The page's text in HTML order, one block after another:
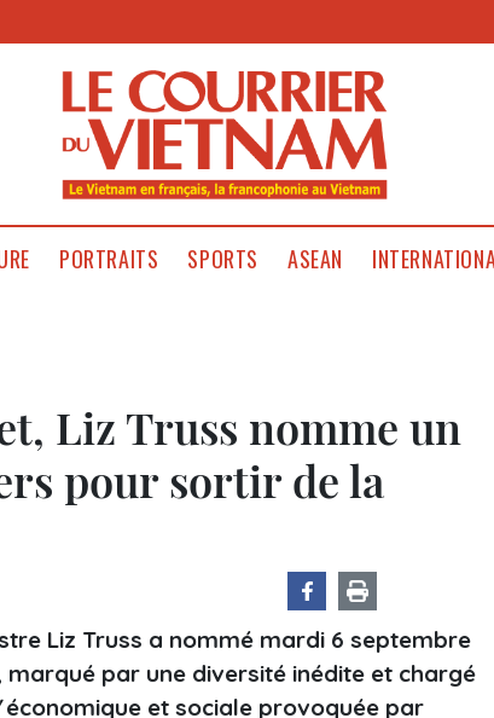
PORTRAITS SPORTS ASEAN
Liz Truss nomme un
pour sortir de la
Liz Truss a nommé mardi 6 septembre
par une diversité inédite et chargé
économique et sociale provoquée par